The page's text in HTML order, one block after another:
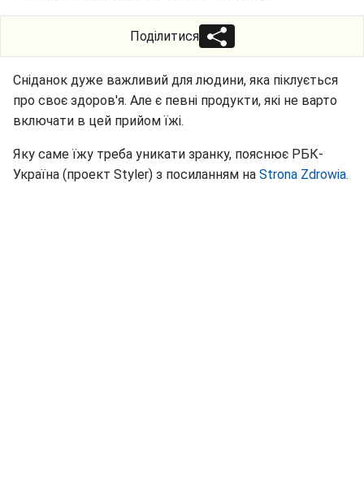
Поділитися
Сніданок дуже важливий для людини, яка піклується
про своє здоров'я. Але є певні продукти, які не варто
включати в цей прийом їжі.
Яку саме їжу треба уникати зранку, пояснює РБК-
Україна (проект Styler) з посиланням на Strona Zdrowia.